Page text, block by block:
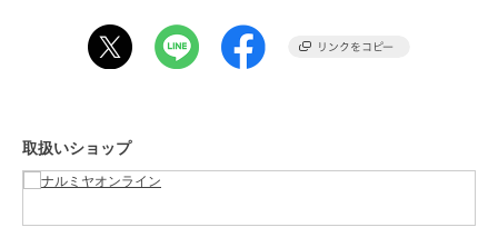
さい
ベトナム
取扱いショップ